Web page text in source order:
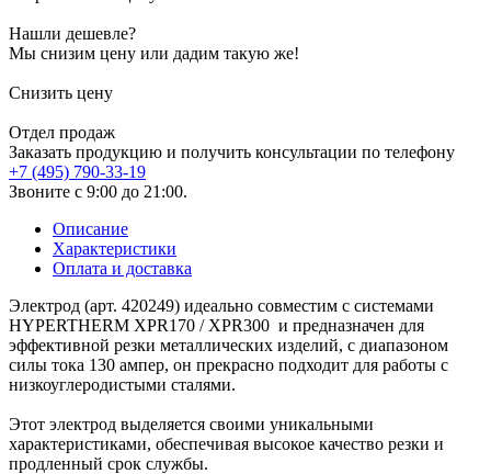
Нашли дешевле?
Мы снизим цену или дадим такую же!
Снизить цену
Отдел продаж
Заказать продукцию и получить консультации по телефону
+7 (495) 790-33-19
Звоните с 9:00 до 21:00.
Описание
Характеристики
Оплата и доставка
Электрод (арт. 420249) идеально совместим с системами
HYPERTHERM XPR170 / XPR300 и предназначен для
эффективной резки металлических изделий, с диапазоном
силы тока 130 ампер, он прекрасно подходит для работы с
низкоуглеродистыми сталями.
Этот электрод выделяется своими уникальными
характеристиками, обеспечивая высокое качество резки и
продленный срок службы.